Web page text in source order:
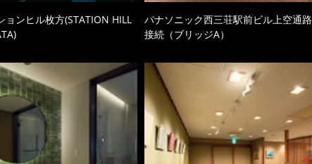
ョンヒル枚方(STATION HILL
パナソニック西三荘駅前ビル上空通路
接続（ブリッジA）